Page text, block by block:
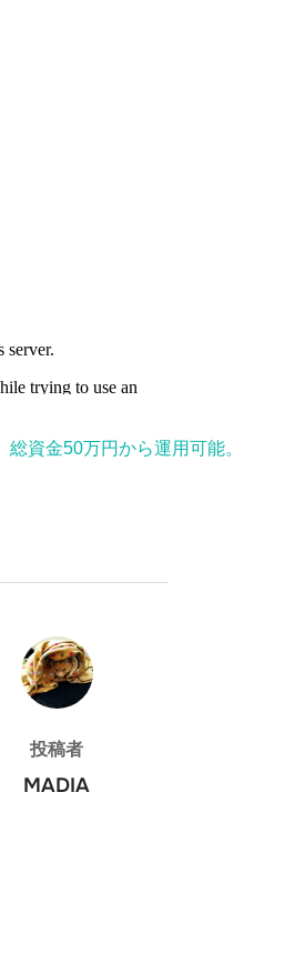
資金50万円から運用可能。
投稿者
投稿者
MADIA